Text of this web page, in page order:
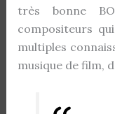
très bonne
compositeurs
multiples
musique de film,